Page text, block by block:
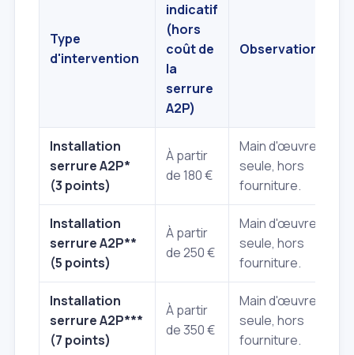
Type
d'intervention
indicatif
(hors
coût de
la
serrure
A2P)
Observations
Installation
serrure A2P*
(3 points)
À partir
de 180 €
Main d'œuvre
seule, hors
fourniture.
Installation
serrure A2P**
(5 points)
À partir
de 250 €
Main d'œuvre
seule, hors
fourniture.
Installation
serrure A2P***
(7 points)
À partir
de 350 €
Main d'œuvre
seule, hors
fourniture.